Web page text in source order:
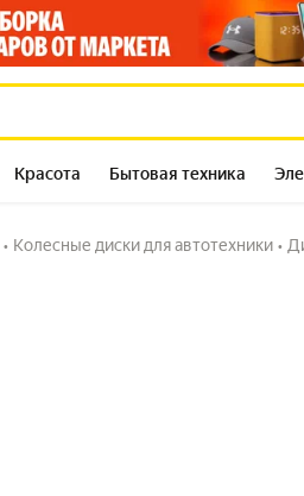
Красота Бытовая техника
• Колесные диски для автотехники •